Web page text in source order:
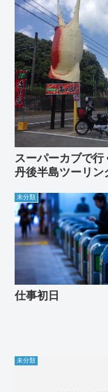
スーパーカブで行
丹後半島ツーリン
未分類
仕事初日
未分類